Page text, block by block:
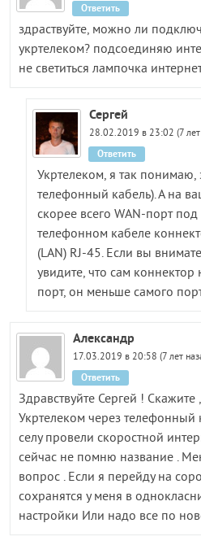
здраствуйте, можно ли
укртелеком? подсоединяю
не светиться лампочка
Ответить
Сергей
28.02.2019 в 23:02 (7 лет
Укртелеком, я так понимаю,
телефонный кабель). А на
скорее всего WAN-порт
телефонном кабеле
(LAN) RJ-45. Если вы
увидите, что сам коннектор
порт, он меньше самого
Ответить
Александр
17.03.2019 в 20:58 (7 лет
Здравствуйте Сергей !
Укртелеком через телефонный
селу провели скоростной
сейчас не помню название .
вопрос . Если я перейду на
сохранятся у меня в
настройки Или надо все по
Ответить